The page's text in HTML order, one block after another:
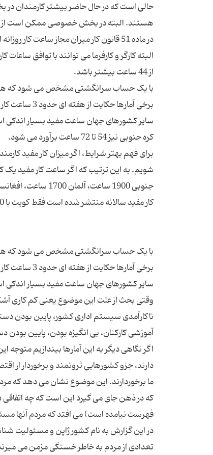
البته کارگر و کارفرما می توانند با توافق
برای فهم بهتر شرایط، اگر میزان کار مفید
وقتی بحث از علت این موضوع یعنی کم کاری
ناکارآمدی سیستم اداری کشور، پایین
اگر نگاهی دیگر به این آمارها بیندازیم
دارند، جزو کشورهایی ثروتمند و برخوردار از
ما برخوردارند. این موضوع نشان می دهد که
که در ذهن جای می گیرد این است که چه اتفاقی
در این گزارش به نام کشور ژاپن و مسئولیت
تعدادی از مردم به خاطر خستگی مزمن می